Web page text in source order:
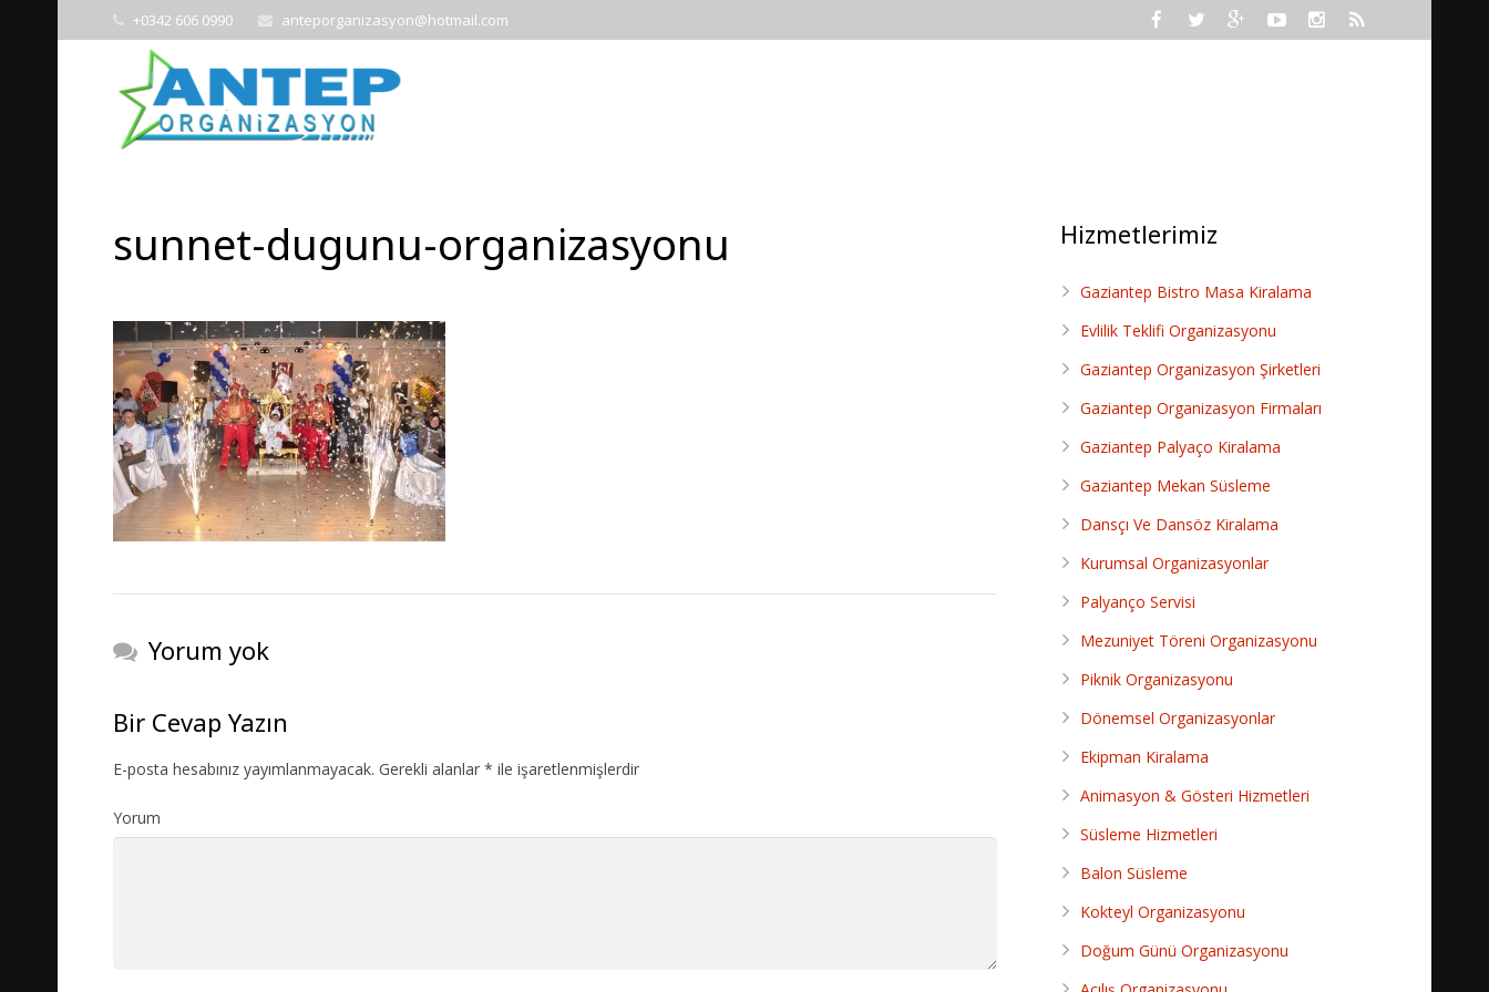
+0342 606 0990 anteporganizasyon@hotmail.com
sunnet-dugunu-organizasyonu
Yorum yok
Bir Cevap Yazın
E-posta hesabınız yayımlanmayacak. Gerekli alanlar * ile işaretlenmişlerdir
Yorum
Hizmetlerimiz
Gaziantep Bistro Masa Kiralama
Evlilik Teklifi Organizasyonu
Gaziantep Organizasyon Şirketleri
Gaziantep Organizasyon Firmaları
Gaziantep Palyaço Kiralama
Gaziantep Mekan Süsleme
Dansçı Ve Dansöz Kiralama
Kurumsal Organizasyonlar
Palyanço Servisi
Mezuniyet Töreni Organizasyonu
Piknik Organizasyonu
Dönemsel Organizasyonlar
Ekipman Kiralama
Animasyon & Gösteri Hizmetleri
Süsleme Hizmetleri
Balon Süsleme
Kokteyl Organizasyonu
Doğum Günü Organizasyonu